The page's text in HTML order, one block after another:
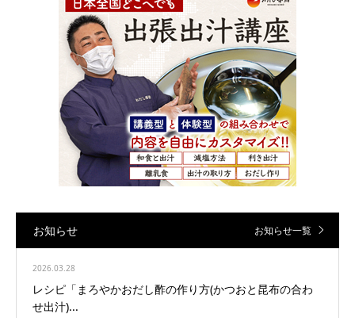
お知らせ お知らせ一覧
2026.03.28
レシピ「まろやかおだし酢の作り方(かつおと昆布の合わ
せ出汁)...